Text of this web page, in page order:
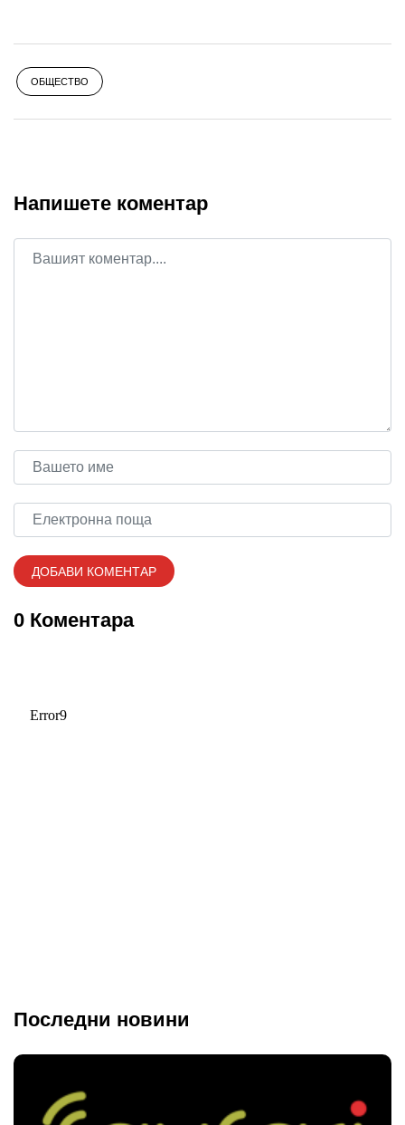
ОБЩЕСТВО
Напишете коментар
0 Коментара
Последни новини